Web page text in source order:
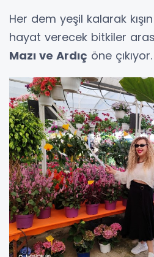
Her dem yeşil kalarak
hayat verecek bitkiler
Mazı ve Ardıç öne çıkıyor.